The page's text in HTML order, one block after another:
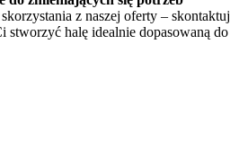
z naszej oferty – skontaktuj
stworzyć halę idealnie dopasowaną do